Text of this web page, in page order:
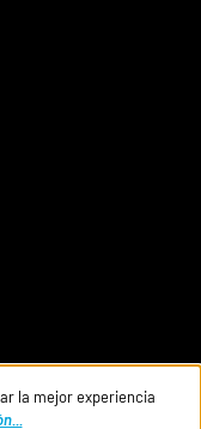
la mejor experiencia